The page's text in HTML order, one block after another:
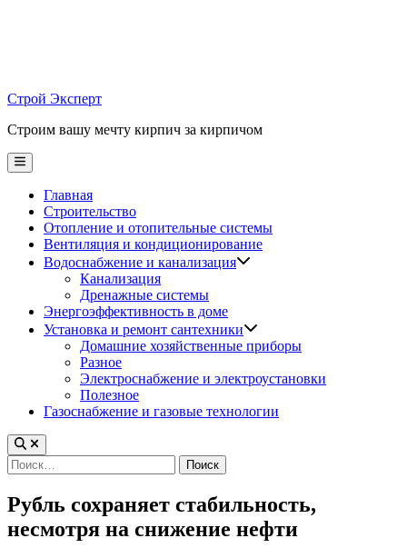
Строй Эксперт
Строим вашу мечту кирпич за кирпичом
Main
Menu
Главная
Строительство
Отопление и отопительные системы
Вентиляция и кондиционирование
Водоснабжение и канализация
Канализация
Дренажные системы
Энергоэффективность в доме
Установка и ремонт сантехники
Домашние хозяйственные приборы
Разное
Электроснабжение и электроустановки
Полезное
Газоснабжение и газовые технологии
Найти:
Рубль сохраняет стабильность,
несмотря на снижение нефти